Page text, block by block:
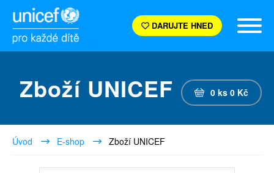
DARUJTE HNED
Zboží UNICEF 0 ks 0 Kč
Úvod E-shop Zboží UNICEF